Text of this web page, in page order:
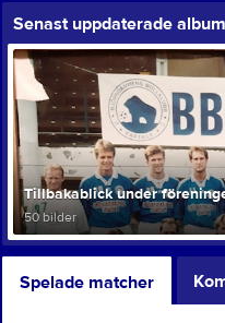
Senast uppdaterade album
Tillbakablick under
50 bilder
Spelade matcher